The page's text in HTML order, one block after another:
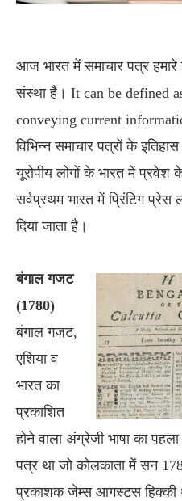
आज भारत में समाचार पत्र हमारे
संस्था है। It can be defined
conveying current
विभिन्न समाचार पत्रों के
यूरोपीय लोगों के भारत में प्रवेश
सर्वप्रथम भारत में प्रिंटिग प्रेस
दिया जाता है।
बंगाल गजट
(1780)
बंगाल गजट,
एशिया व
भारत का
प्रकाशित
होने वाला अंग्रेजी भाषा का
पत्र था जो कोलकाता में सन
प्रकाशक जेम्स आगस्टस हिक्की